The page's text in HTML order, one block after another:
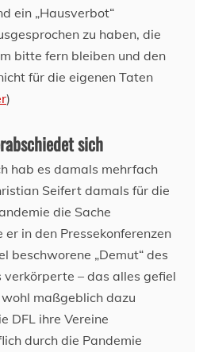
ein „Hausverbot“
zu haben, die
bitte fern bleiben und den
für die eigenen Taten
)
sich
hab es damals mehrfach
Seifert damals für die
die Sache
in den Pressekonferenzen
beschworene „Demut“ des
– das alles gefiel
maßgeblich dazu
DFL ihre Vereine
durch die Pandemie